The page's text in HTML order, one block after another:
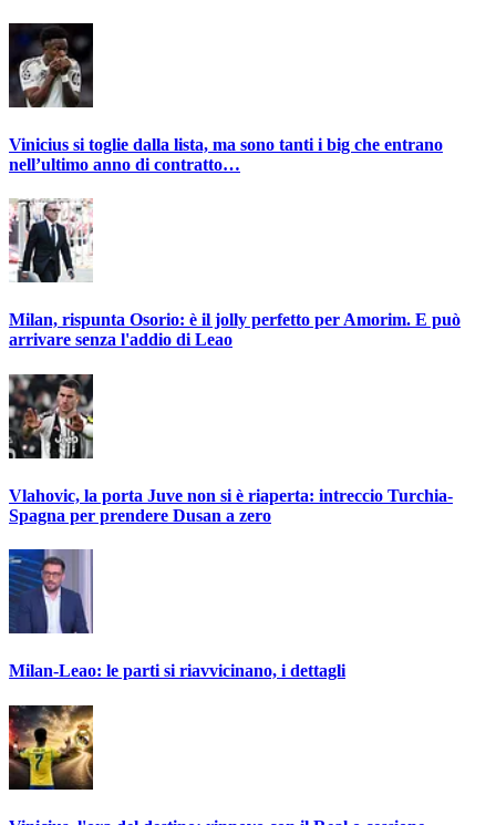
Vinicius si toglie dalla lista, ma sono tanti i big che entrano
nell’ultimo anno di contratto…
Milan, rispunta Osorio: è il jolly perfetto per Amorim. E può
arrivare senza l'addio di Leao
Vlahovic, la porta Juve non si è riaperta: intreccio Turchia-
Spagna per prendere Dusan a zero
Milan-Leao: le parti si riavvicinano, i dettagli